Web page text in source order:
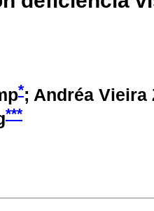
*; Andréa Vieira
***